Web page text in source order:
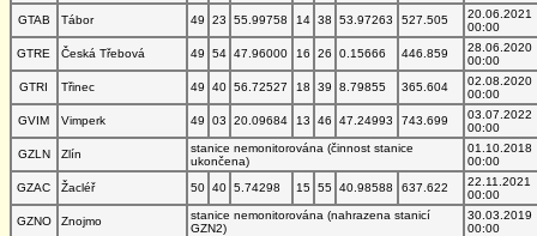
GTAB
Tábor 49 23 55.99758 14 38 53.97263 527.505
20.06.2021
00:00
GTRE
Česká Třebová 49 54 47.96000 16 26 0.15666 446.859
28.06.2020
00:00
GTRI
Třinec 49 40 56.72527 18 39 8.79855 365.604
02.08.2020
00:00
GVIM
Vimperk 49 03 20.09684 13 46 47.24993 743.699
03.07.2022
00:00
GZLN
Zlín
stanice nemonitorována (činnost stanice
ukončena)
01.10.2018
00:00
GZAC
Žacléř 50 40 5.74298 15 55 40.98588 637.622
22.11.2021
00:00
GZNO
Znojmo
stanice nemonitorována (nahrazena stanicí
GZN2)
30.03.2019
00:00